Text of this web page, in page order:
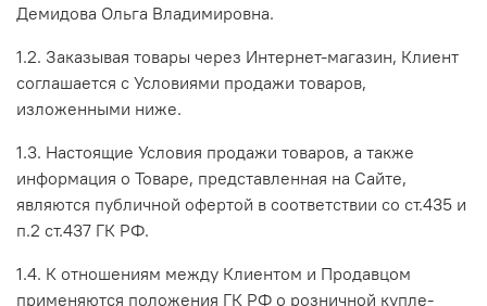
Демидова Ольга Владимировна.
1.2. Заказывая товары через Интернет-магазин, Клиент
соглашается с Условиями продажи товаров,
изложенными ниже.
1.3. Настоящие Условия продажи товаров, а также
информация о Товаре, представленная на Сайте,
являются публичной офертой в соответствии со ст.435 и
п.2 ст.437 ГК РФ.
1.4. К отношениям между Клиентом и Продавцом
применяются положения ГК РФ о розничной купле-